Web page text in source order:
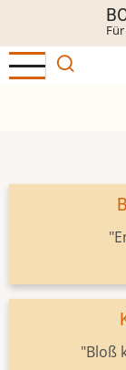
Inhalt
"Bloß